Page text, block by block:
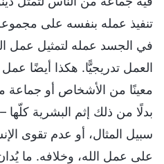
تنفيذ عمله بنفسه على
في الجسد عمله لتمثيل عمل
العمل تدريجيًّا. هكذا أيضًا عمل
معينًا من الأشخاص أو جماعة
بدلًا من ذلك إثم البشرية كلّها
سبيل المثال، أو عدم تقوى
على عمل الله، وخلافه. ما